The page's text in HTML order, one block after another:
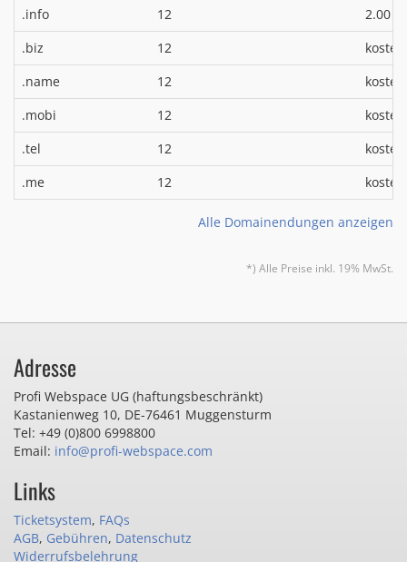
.info
12 2.00 €
.biz 12
.name
12
.mobi
12
.tel
12
.me
12
Alle Domainendungen anzeigen
*) Alle Preise inkl. 19% MwSt.
Adresse
Profi Webspace UG (haftungsbeschränkt)
Kastanienweg 10, DE-76461 Muggensturm
Tel: +49 (0)800 6998800
Email: info@profi-webspace.com
Links
Ticketsystem, FAQs
AGB, Gebühren, Datenschutz
Widerrufsbelehrung